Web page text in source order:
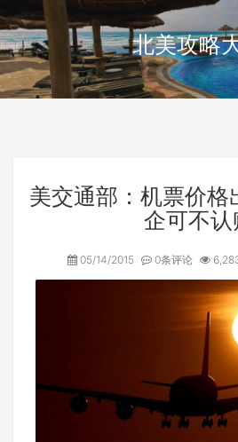
北美攻略
美交通部：机票价格
企可不认
05/14/2015 0条评论